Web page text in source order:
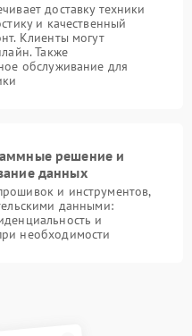
доставку техники
и качественный
Клиенты могут
Также
обслуживание для
решение и
данных
и инструментов,
данными:
и
необходимости